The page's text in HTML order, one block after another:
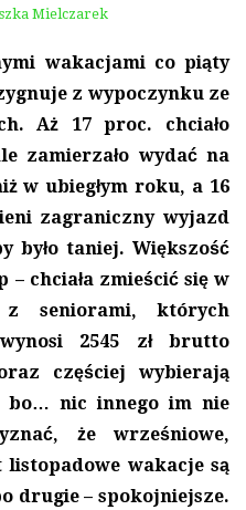
Mielczarek
wakacjami co piąty
z wypoczynku ze
Aż 17 proc. chciało
zamierzało wydać na
w ubiegłym roku, a 16
zagraniczny wyjazd
było taniej. Większość
chciała zmieścić się w
seniorami, których
2545 zł brutto
częściej wybierają
bo… nic innego im nie
że wrześniowe,
wakacje są
drugie – spokojniejsze.